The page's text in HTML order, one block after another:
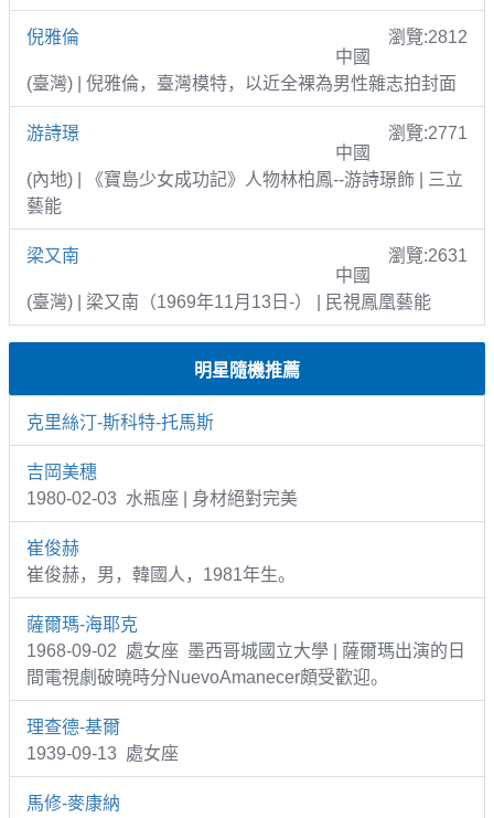
倪雅倫
瀏覽:2812
中國
(臺灣) | 倪雅倫，臺灣模特，以近全裸為男性雜志拍封面
游詩璟
瀏覽:2771
中國
(內地) | 《寶島少女成功記》人物林柏鳳--游詩璟飾 | 三立
藝能
梁又南
瀏覽:2631
中國
(臺灣) | 梁又南（1969年11月13日-） | 民視鳳凰藝能
明星隨機推薦
克里絲汀-斯科特-托馬斯
吉岡美穗
1980-02-03 水瓶座 | 身材絕對完美
崔俊赫
崔俊赫，男，韓國人，1981年生。
薩爾瑪-海耶克
1968-09-02 處女座 墨西哥城國立大學 | 薩爾瑪出演的日
間電視劇破曉時分NuevoAmanecer頗受歡迎。
理查德-基爾
1939-09-13 處女座
馬修-麥康納